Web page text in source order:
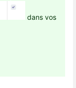
dans vos